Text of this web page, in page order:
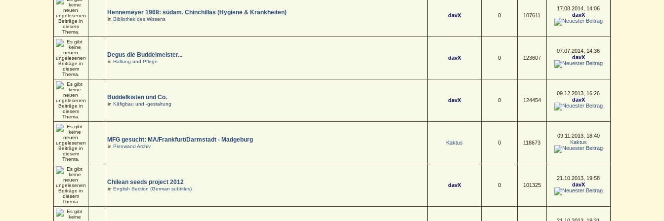
Hennemeyer 1968: südam. Chinchillas (Hygiene & Krankheiten)
in Bibliothek des Wissens
davX 0 107611
17.08.2014, 14:06
davX
Degus die Buddelmeister...
in Haltung und Pflege
davX 0 123607
07.07.2014, 14:36
davX
Buddelkisten und Co.
in Käfigbau und -gestaltung
davX 0 124454
09.12.2013, 16:26
davX
MFG gesucht: MA/Frankfurt/Darmstadt - Madgeburg
in Pinnwand Archiv
Kaktus 0 118673
09.11.2013, 18:40
Kaktus
Chilean seeds project 2012
in English Section (German subtitles)
davX 0 101325
21.10.2013, 19:58
davX